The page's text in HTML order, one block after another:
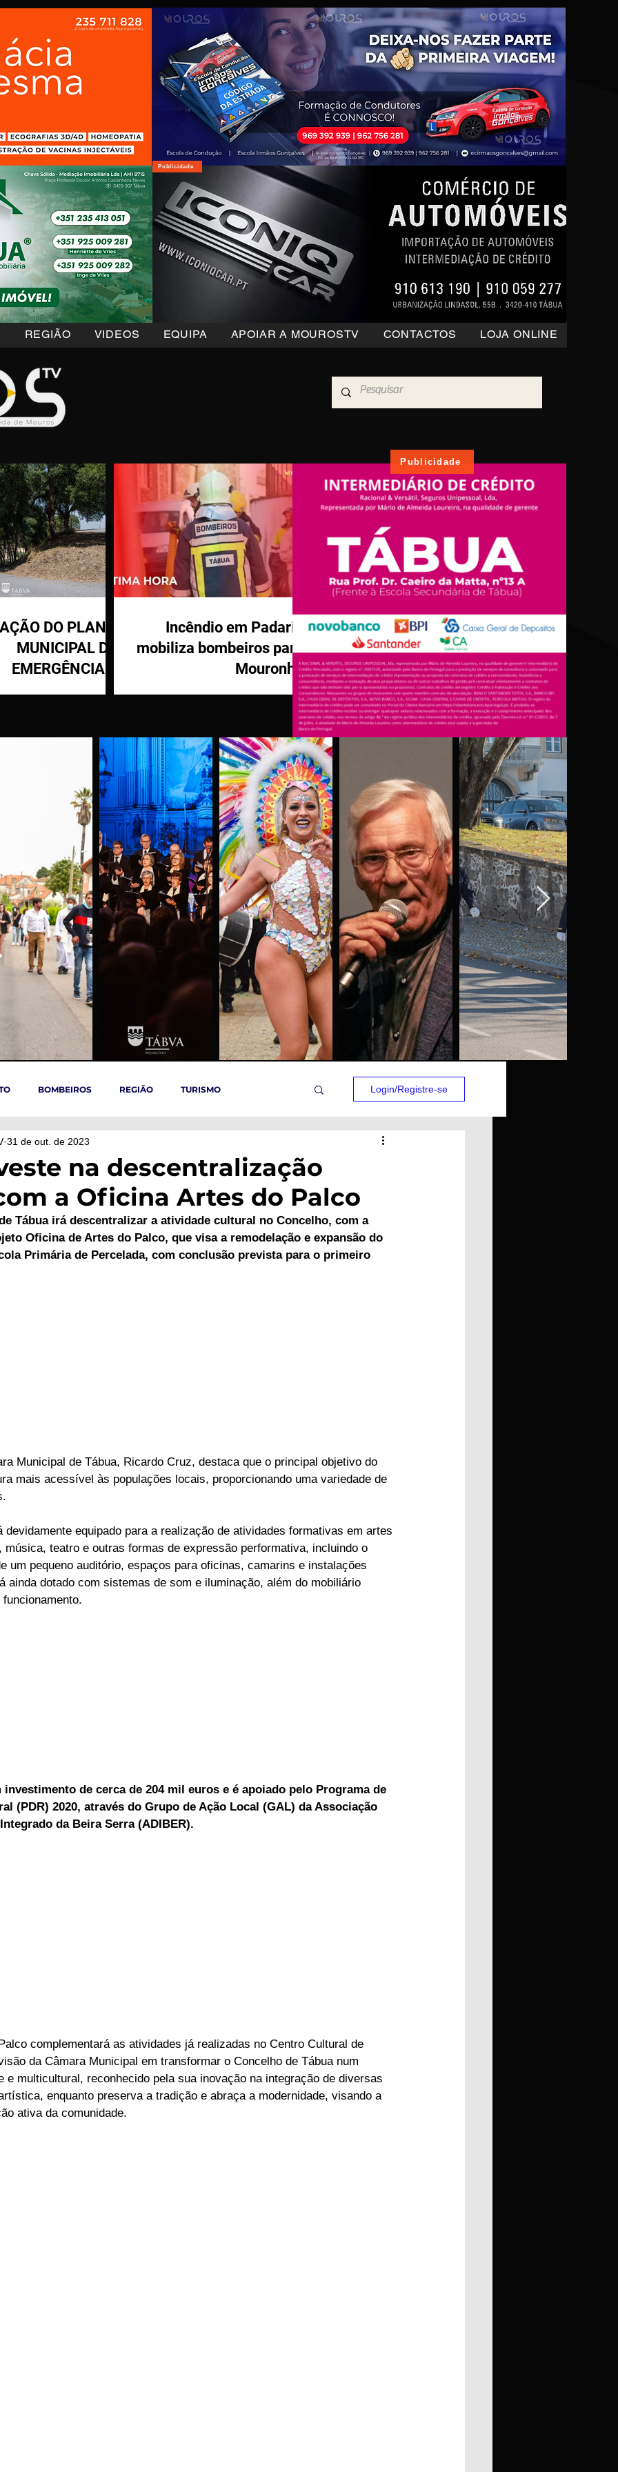
REGIÃO VIDEOS EQUIPA APOIAR A MOUROSTV CONTACTOS LOJA ONLINE
Publicidade
DO PLANO
MUNICIPAL DE
EMERGÊNCIA E
Incêndio em Padaria
mobiliza bombeiros para
Mouronho
Publicidade
BOMBEIROS REGIÃO TURISMO
TÁBUA ARGANIL
19 ARTIGOS Politica POLITICA SAÚDE
ELEIÇÕES SABORES E SABERES TEMPO
Login/Registre-se
na descentralização
a Oficina Artes do Palco
31 de out. de 2023
Tábua irá descentralizar a atividade cultural no Concelho, com a
Oficina de Artes do Palco, que visa a remodelação e expansão do
Primária de Percelada, com conclusão prevista para o primeiro
Municipal de Tábua, Ricardo Cruz, destaca que o principal objetivo do
mais acessível às populações locais, proporcionando uma variedade de
devidamente equipado para a realização de atividades formativas em artes
música, teatro e outras formas de expressão performativa, incluindo o
um pequeno auditório, espaços para oficinas, camarins e instalações
ainda dotado com sistemas de som e iluminação, além do mobiliário
de cerca de 204 mil euros e é apoiado pelo Programa de
(PDR) 2020, através do Grupo de Ação Local (GAL) da Associação
da Beira Serra (ADIBER).
complementará as atividades já realizadas no Centro Cultural de
da Câmara Municipal em transformar o Concelho de Tábua num
e multicultural, reconhecido pela sua inovação na integração de diversas
enquanto preserva a tradição e abraça a modernidade, visando a
ativa da comunidade.